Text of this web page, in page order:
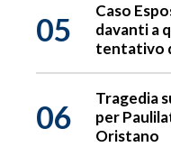
05
Caso
davanti a
tentativo
06
Tragedia
per
Oristano